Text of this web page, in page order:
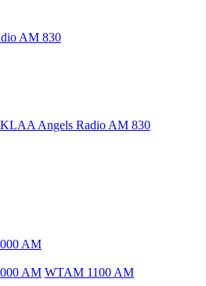
AM 830
KLAA Angels Radio AM 830
AM
AM WTAM 1100 AM